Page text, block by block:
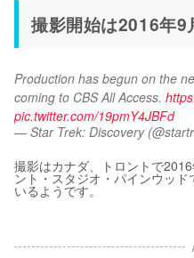
撮影開始は2016年9
Production has begun on the
coming to CBS All Access.
pic.twitter.com/19pmY4JBFd
— Star Trek: Discovery
撮影はカナダ、トロントで
ント・スタジオ・パインウッ
いるようです。